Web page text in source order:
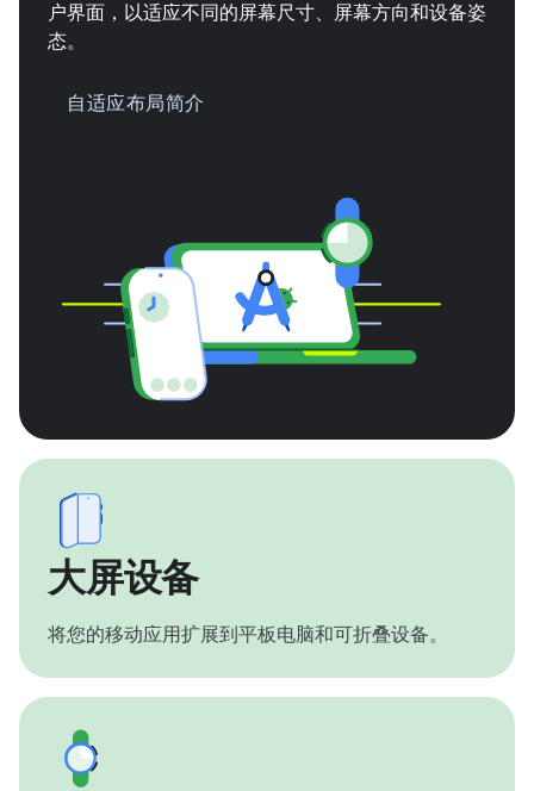
户界面，以适应不同的屏幕尺寸、屏幕方向和设备姿
态。
自适应布局简介
大屏设备
将您的移动应用扩展到平板电脑和可折叠设备。